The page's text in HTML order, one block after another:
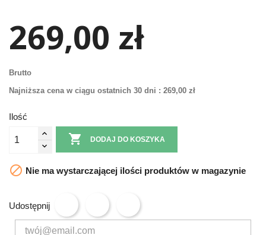
269,00 zł
Brutto
Najniższa cena w ciągu ostatnich 30 dni : 269,00 zł
Ilość
 DODAJ DO KOSZYKA
 Nie ma wystarczającej ilości produktów w magazynie
Udostępnij